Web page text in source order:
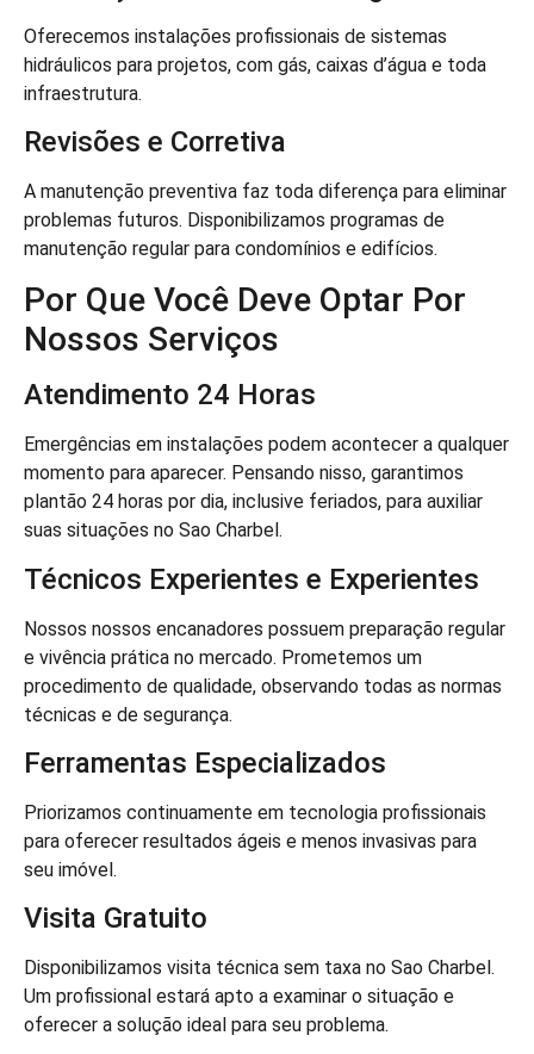
Oferecemos instalações profissionais de sistemas
hidráulicos para projetos, com gás, caixas d’água e toda
infraestrutura.
Revisões e Corretiva
A manutenção preventiva faz toda diferença para eliminar
problemas futuros. Disponibilizamos programas de
manutenção regular para condomínios e edifícios.
Por Que Você Deve Optar Por
Nossos Serviços
Atendimento 24 Horas
Emergências em instalações podem acontecer a qualquer
momento para aparecer. Pensando nisso, garantimos
plantão 24 horas por dia, inclusive feriados, para auxiliar
suas situações no Sao Charbel.
Técnicos Experientes e Experientes
Nossos nossos encanadores possuem preparação regular
e vivência prática no mercado. Prometemos um
procedimento de qualidade, observando todas as normas
técnicas e de segurança.
Ferramentas Especializados
Priorizamos continuamente em tecnologia profissionais
para oferecer resultados ágeis e menos invasivas para
seu imóvel.
Visita Gratuito
Disponibilizamos visita técnica sem taxa no Sao Charbel.
Um profissional estará apto a examinar o situação e
oferecer a solução ideal para seu problema.